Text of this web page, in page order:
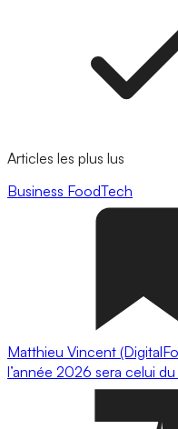
Articles les plus lus
Business FoodTech
Matthieu Vincent
l’année 2026 sera celui